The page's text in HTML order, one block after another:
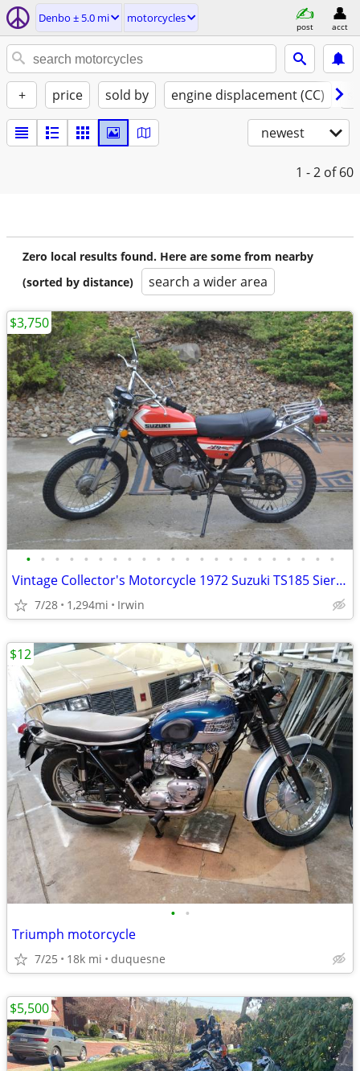
Denbo ± 5.0 mi motorcycles
post acct
+ price sold by engine displacement (CC)
newest
1 - 2 of 60
Zero local results found. Here are some from nearby
(sorted by distance)
search a wider area
• • • • • • • • • • • • • • • • • • • • • •
Vintage Collector's Motorcycle 1972 Suzuki TS185 Sierra
7/28 1,294mi Irwin
$3,750
• •
Triumph motorcycle
7/25 18k mi duquesne
$12
$5,500